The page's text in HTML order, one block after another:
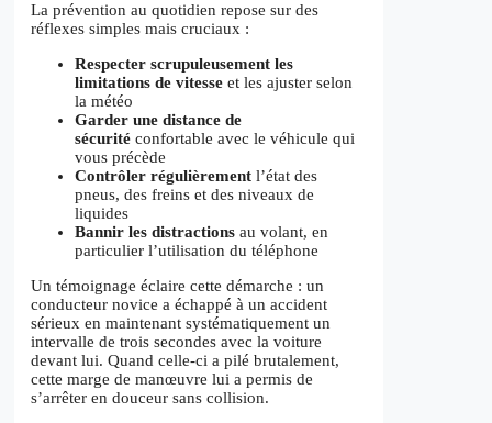
La prévention au quotidien repose sur des
réflexes simples mais cruciaux :
Respecter scrupuleusement les
limitations de vitesse et les ajuster selon
la météo
Garder une distance de
sécurité confortable avec le véhicule qui
vous précède
Contrôler régulièrement l’état des
pneus, des freins et des niveaux de
liquides
Bannir les distractions au volant, en
particulier l’utilisation du téléphone
Un témoignage éclaire cette démarche : un
conducteur novice a échappé à un accident
sérieux en maintenant systématiquement un
intervalle de trois secondes avec la voiture
devant lui. Quand celle-ci a pilé brutalement,
cette marge de manœuvre lui a permis de
s’arrêter en douceur sans collision.